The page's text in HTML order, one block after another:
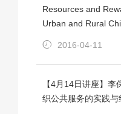
Resources and
Urban and Rural
2016-04-11
【4月14日讲座】
织公共服务的实践与